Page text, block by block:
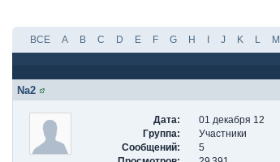
ВСЕ A B C D E F G H I J K L M
Na2
Дата:
01 декабря 12
Группа:
Участники
Сообщений:
5